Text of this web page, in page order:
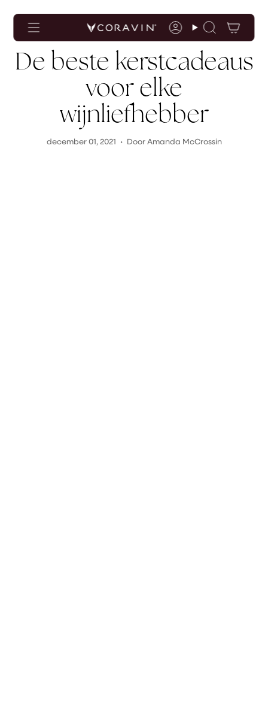
Rekening
De beste kerstcadeaus
voor elke
wijnliefhebber
december 01, 2021 Door Amanda McCrossin